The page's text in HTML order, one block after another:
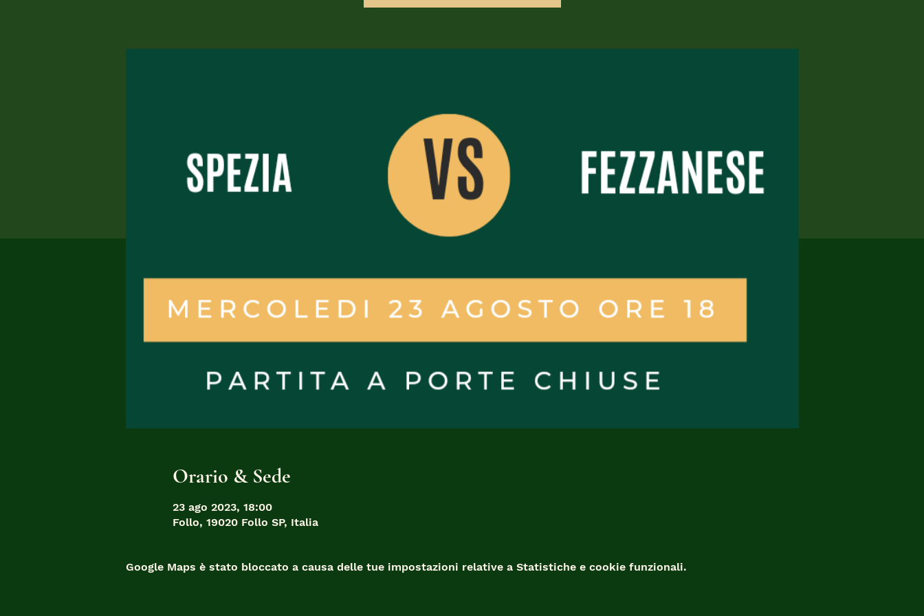
Orario & Sede
23 ago 2023, 18:00
Follo, 19020 Follo SP, Italia
Google Maps è stato bloccato a causa delle tue impostazioni relative a Statistiche e cookie funzionali.